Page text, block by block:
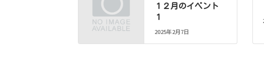
１２月のイベント
１
2025年2月7日